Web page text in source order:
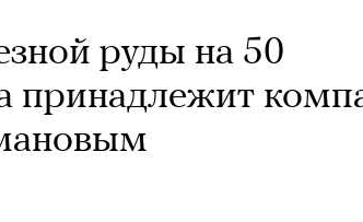
руды на 50
принадлежит